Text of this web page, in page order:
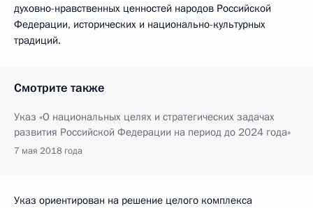
духовно-нравственных ценностей народов Российской
Федерации, исторических и национально-культурных
традиций.
Смотрите также
Указ «О национальных целях и стратегических задачах
развития Российской Федерации на период до 2024 года»
7 мая 2018 года
Указ ориентирован на решение целого комплекса